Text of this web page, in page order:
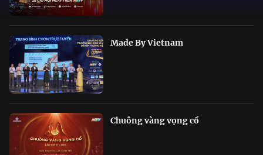
Made By Vietnam
Chuông vàng vọng cổ